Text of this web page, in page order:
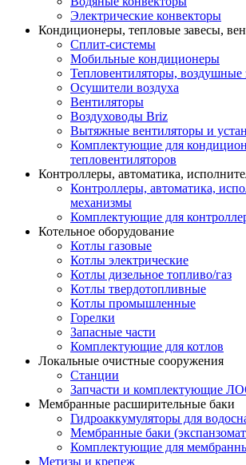
Электрические конвекторы
Кондиционеры, тепловые завесы,
Сплит-системы
Мобильные кондиционеры
Тепловентиляторы, воздушные
Осушители воздуха
Вентиляторы
Воздуховоды Briz
Вытяжные вентиляторы и
Комплектующие для
тепловентиляторов
Контроллеры, автоматика,
Контроллеры, автоматика,
механизмы
Комплектующие для
Котельное оборудование
Котлы газовые
Котлы электрические
Котлы дизельное топливо/газ
Котлы твердотопливные
Котлы промышленные
Горелки
Запасные части
Комплектующие для котлов
Локальные очистные сооружения
Станции
Запчасти и комплектующие
Мембранные расширительные баки
Гидроаккумуляторы для
Мембранные баки
Комплектующие для
Метизы и крепеж